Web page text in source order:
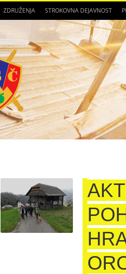
ZDRUŽENJA STROKOVNA DEJAVNOST